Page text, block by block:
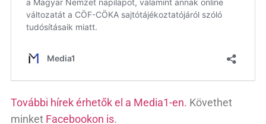
További hírek érhetők el a Media1-en. Követhet
minket Facebookon is.